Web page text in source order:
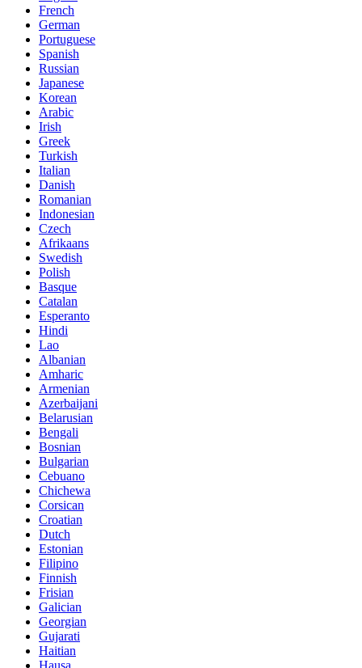
French
German
Portuguese
Spanish
Russian
Japanese
Korean
Arabic
Irish
Greek
Turkish
Italian
Danish
Romanian
Indonesian
Czech
Afrikaans
Swedish
Polish
Basque
Catalan
Esperanto
Hindi
Lao
Albanian
Amharic
Armenian
Azerbaijani
Belarusian
Bengali
Bosnian
Bulgarian
Cebuano
Chichewa
Corsican
Croatian
Dutch
Estonian
Filipino
Finnish
Frisian
Galician
Georgian
Gujarati
Haitian
Hausa